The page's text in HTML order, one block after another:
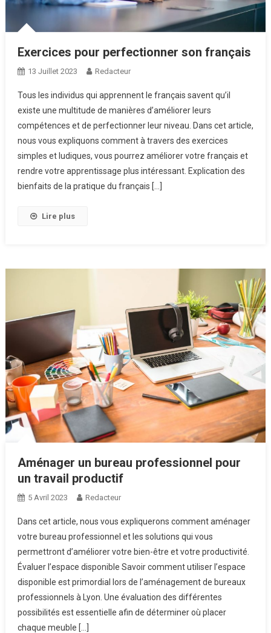
Exercices pour perfectionner son français
13 Juillet 2023 Redacteur
Tous les individus qui apprennent le français savent qu’il
existe une multitude de manières d’améliorer leurs
compétences et de perfectionner leur niveau. Dans cet article,
nous vous expliquons comment à travers des exercices
simples et ludiques, vous pourrez améliorer votre français et
rendre votre apprentissage plus intéressant. Explication des
bienfaits de la pratique du français […]
Lire plus
Aménager un bureau professionnel pour
un travail productif
5 Avril 2023 Redacteur
Dans cet article, nous vous expliquerons comment aménager
votre bureau professionnel et les solutions qui vous
permettront d’améliorer votre bien-être et votre productivité.
Évaluer l’espace disponible Savoir comment utiliser l’espace
disponible est primordial lors de l’aménagement de bureaux
professionnels à Lyon. Une évaluation des différentes
possibilités est essentielle afin de déterminer où placer
chaque meuble […]